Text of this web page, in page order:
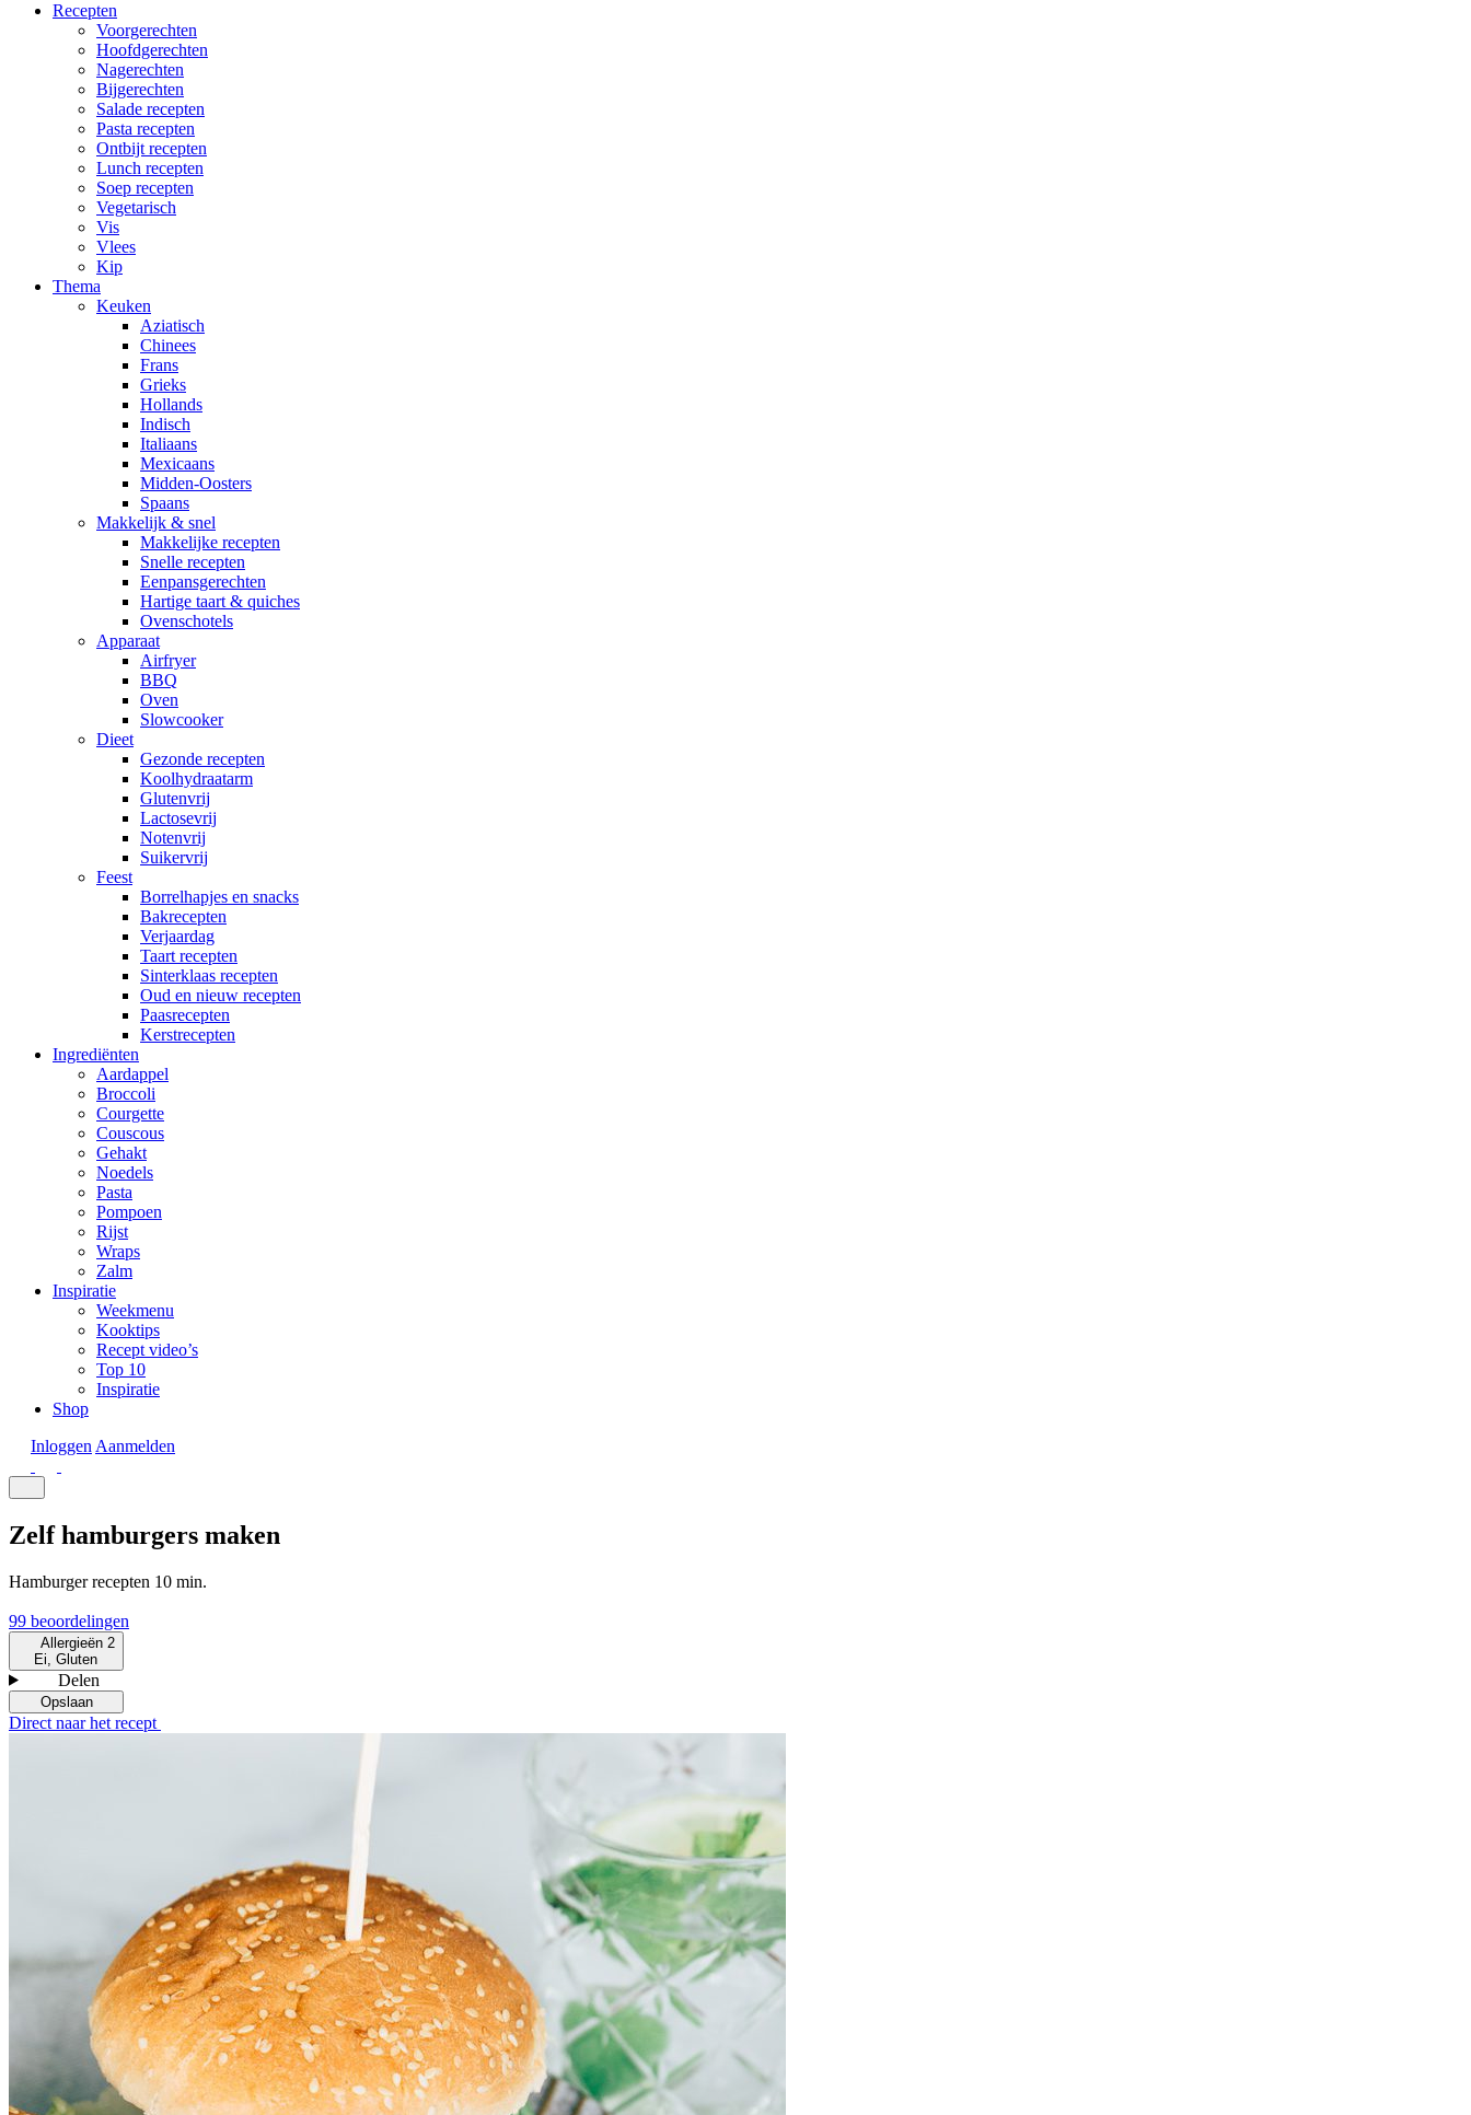
Recepten
Voorgerechten
Hoofdgerechten
Nagerechten
Bijgerechten
Salade recepten
Pasta recepten
Ontbijt recepten
Lunch recepten
Soep recepten
Vegetarisch
Vis
Vlees
Kip
Thema
Keuken
Aziatisch
Chinees
Frans
Grieks
Hollands
Indisch
Italiaans
Mexicaans
Midden-Oosters
Spaans
Makkelijk & snel
Makkelijke recepten
Snelle recepten
Eenpansgerechten
Hartige taart & quiches
Ovenschotels
Apparaat
Airfryer
BBQ
Oven
Slowcooker
Dieet
Gezonde recepten
Koolhydraatarm
Glutenvrij
Lactosevrij
Notenvrij
Suikervrij
Feest
Borrelhapjes en snacks
Bakrecepten
Verjaardag
Taart recepten
Sinterklaas recepten
Oud en nieuw recepten
Paasrecepten
Kerstrecepten
Ingrediënten
Aardappel
Broccoli
Courgette
Couscous
Gehakt
Noedels
Pasta
Pompoen
Rijst
Wraps
Zalm
Inspiratie
Weekmenu
Kooktips
Recept video’s
Top 10
Inspiratie
Shop
Inloggen Aanmelden
Zelf hamburgers maken
Hamburger recepten 10 min.
99 beoordelingen
Allergieën 2
Ei, Gluten
Delen
Opslaan
Direct naar het recept